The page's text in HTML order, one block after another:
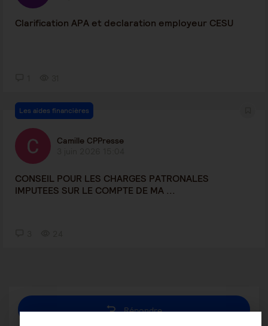
Clarification APA et declaration employeur CESU
Les aides financières
Camille CPPresse
CONSEIL POUR LES CHARGES PATRONALES
IMPUTEES SUR LE COMPTE DE MA ...
Répondre